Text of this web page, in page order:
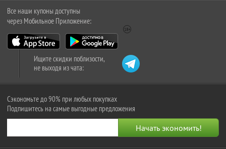
Все наши купоны доступны
через Мобильное Приложение:
Ищите скидки поблизости,
не выходя из чата:
Сэкономьте до 90% при любых покупках
Подпишитесь на самые выгодные предложения